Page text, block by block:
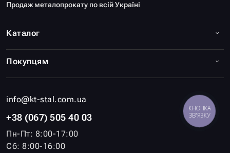
Продаж металопрокату по всій Україні
info@kt-stal.com.ua
+38 (067) 505 40 03
Пн-Пт: 8:00-17:00
Сб: 8:00-16:00
Каталог
Покупцям
КНОПКА
ЗВ'ЯЗКУ